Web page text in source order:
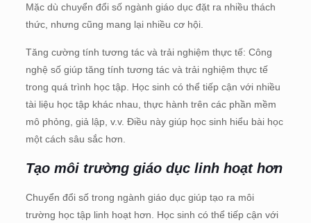
Mặc dù chuyển đổi số ngành giáo dục đặt ra nhiều thách
thức, nhưng cũng mang lại nhiều cơ hội.
Tăng cường tính tương tác và trải nghiệm thực tế: Công
nghệ số giúp tăng tính tương tác và trải nghiệm thực tế
trong quá trình học tập. Học sinh có thể tiếp cận với nhiều
tài liệu học tập khác nhau, thực hành trên các phần mềm
mô phỏng, giả lập, v.v. Điều này giúp học sinh hiểu bài học
một cách sâu sắc hơn.
Tạo môi trường giáo dục linh hoạt hơn
Chuyển đổi số trong ngành giáo dục giúp tạo ra môi
trường học tập linh hoạt hơn. Học sinh có thể tiếp cận với